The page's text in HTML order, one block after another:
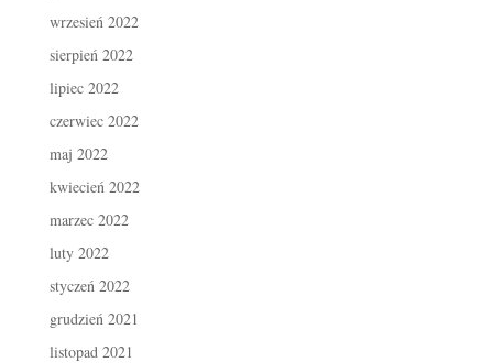
wrzesień 2022
sierpień 2022
lipiec 2022
czerwiec 2022
maj 2022
kwiecień 2022
marzec 2022
luty 2022
styczeń 2022
grudzień 2021
listopad 2021